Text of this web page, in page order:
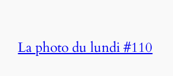
La photo du lundi #110